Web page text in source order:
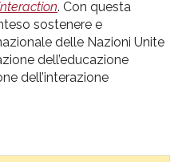
. Con questa
sostenere e
delle Nazioni Unite
dell’educazione
dell’interazione